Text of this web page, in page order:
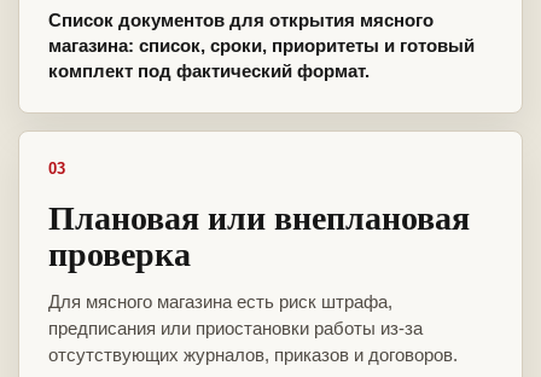
Список документов для открытия мясного
магазина: список, сроки, приоритеты и готовый
комплект под фактический формат.
03
Плановая или внеплановая
проверка
Для мясного магазина есть риск штрафа,
предписания или приостановки работы из-за
отсутствующих журналов, приказов и договоров.